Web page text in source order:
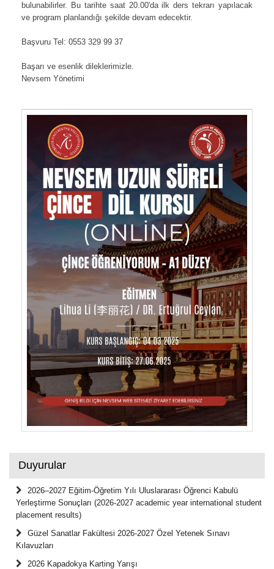
bulunabilirler. Bu tarihte saat 20.00'da ilk ders tekrarı yapılacak
ve program planlandığı şekilde devam edecektir.
Başvuru Tel: 0553 329 99 37
Başarı ve esenlik dileklerimizle.
Nevsem Yönetimi
Duyurular
2026–2027 Eğitim-Öğretim Yılı Uluslararası Öğrenci Kabulü
Yerleştirme Sonuçları (2026-2027 academic year international student
placement results)
Güzel Sanatlar Fakültesi 2026-2027 Özel Yetenek Sınavı
Kılavuzları
2026 Kapadokya Karting Yarışı